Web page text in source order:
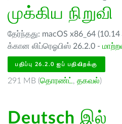
முக்கிய நிறுவி
தேர்ந்தது: macOS x86_64
க்கான லிப்ரெஓபிஸ் 26.2.0 -
பதிப்பு 26.2.0 ஐப் பதிவிறக்கு
291 MB (தொரண்ட் , தகவல்)
Deutsch இல்